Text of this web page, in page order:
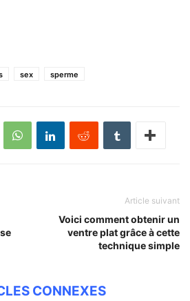
sex sperme
Article suivant
Voici comment obtenir un
ventre plat grâce à cette
technique simple
CONNEXES